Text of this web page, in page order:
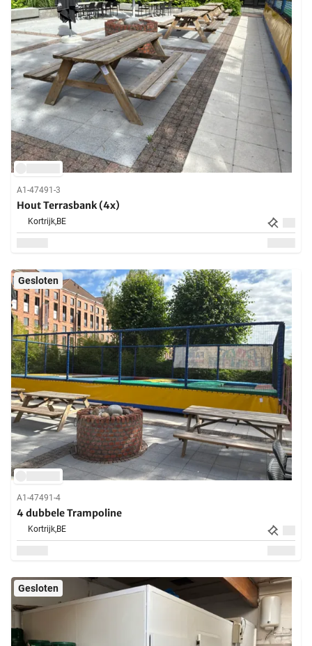
A1-47491-3
Hout Terrasbank (4x)
Kortrijk,BE
Gesloten
A1-47491-4
4 dubbele Trampoline
Kortrijk,BE
Gesloten